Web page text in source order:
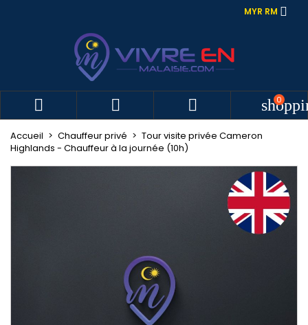
MYR RM 
   0
Accueil Chauffeur privé
Tour visite privée Cameron
Highlands - Chauffeur à la journée (10h)